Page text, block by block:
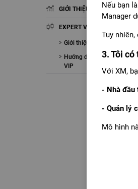
GIỚI THIỆU FIALDA
EXPERT VIP
Giới thiệu EXPERT VIP
Hướng dẫn sử dụng
VIP
Nếu bạn là
Manager
Tuy
3. Tôi
Với XM,
- Nhà đầu
- Quản lý
Mô hình